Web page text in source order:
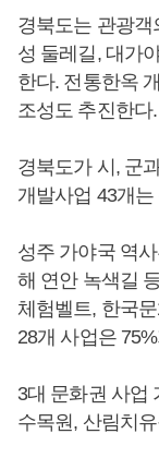
경북도는 관광객
성 둘레길, 대가
한다. 전통한옥
조성도 추진한다.
경북도가 시, 군
개발사업 43개
성주 가야국 역
해 연안 녹색길
체험벨트, 한국
28개 사업은
3대 문화권 사업
수목원, 산림치